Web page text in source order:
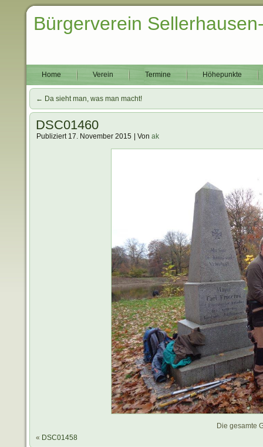
Bürgerverein
Home Verein Termine Höhepunkte
← Da sieht man, was man macht!
DSC01460
Publiziert 17. November 2015 Von ak
Die gesamte
« DSC01458